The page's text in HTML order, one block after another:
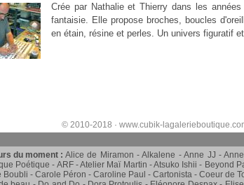
Crée par Nathalie et Thierry dans les
fantaisie. Elle propose broches, boucles
en étain, résine et perles. Un univers figuratif
© 2010-2018 · www.cubik-
du moment : Alice de Miramon Alkalene Anne JJ
Poétique
ARF Atelier Maï Martin Atsuko Ishii Beyond
Boubli
Carole Péron Caroline Paul Cartonista Coeur de